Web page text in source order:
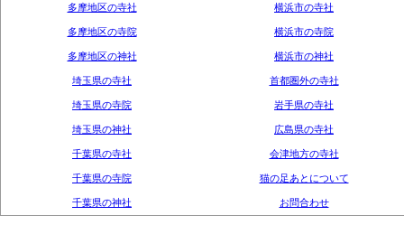
多摩地区の寺社
多摩地区の寺院
多摩地区の神社
横浜市の寺社
横浜市の寺院
横浜市の神社
埼玉県の寺社
埼玉県の寺院
埼玉県の神社
千葉県の寺社
千葉県の寺院
千葉県の神社
首都圏外の寺社
岩手県の寺社
広島県の寺社
会津地方の寺社
猫の足あとについて
お問合わせ